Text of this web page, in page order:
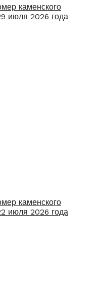
каменского
июля 2026 года
каменского
июля 2026 года